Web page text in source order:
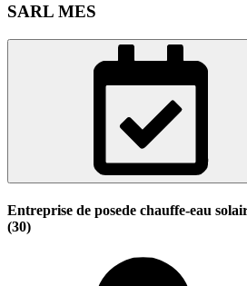
SARL MES
Entreprise de posede chauffe-eau
(30)